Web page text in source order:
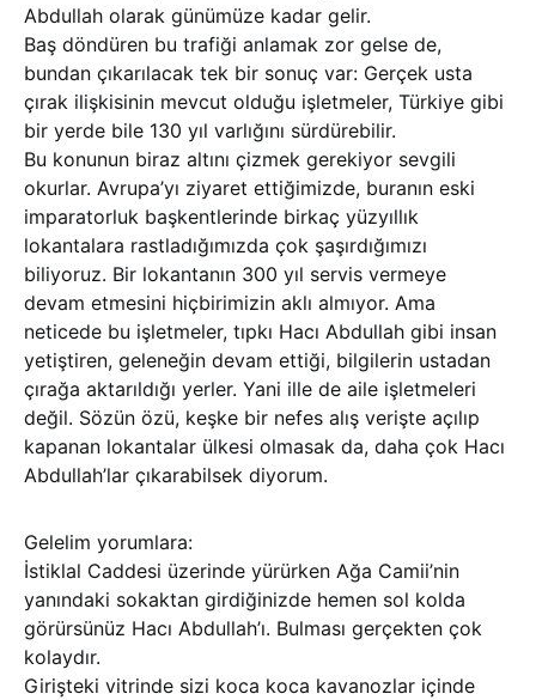
Abdullah olarak günümüze kadar gelir.
Baş döndüren bu trafiği anlamak zor gelse de,
bundan çıkarılacak tek bir sonuç var: Gerçek usta
çırak ilişkisinin mevcut olduğu işletmeler, Türkiye gibi
bir yerde bile 130 yıl varlığını sürdürebilir.
Bu konunun biraz altını çizmek gerekiyor sevgili
okurlar. Avrupa’yı ziyaret ettiğimizde, buranın eski
imparatorluk başkentlerinde birkaç yüzyıllık
lokantalara rastladığımızda çok şaşırdığımızı
biliyoruz. Bir lokantanın 300 yıl servis vermeye
devam etmesini hiçbirimizin aklı almıyor. Ama
neticede bu işletmeler, tıpkı Hacı Abdullah gibi insan
yetiştiren, geleneğin devam ettiği, bilgilerin ustadan
çırağa aktarıldığı yerler. Yani ille de aile işletmeleri
değil. Sözün özü, keşke bir nefes alış verişte açılıp
kapanan lokantalar ülkesi olmasak da, daha çok Hacı
Abdullah’lar çıkarabilsek diyorum.
Gelelim yorumlara:
İstiklal Caddesi üzerinde yürürken Ağa Camii’nin
yanındaki sokaktan girdiğinizde hemen sol kolda
görürsünüz Hacı Abdullah’ı. Bulması gerçekten çok
kolaydır.
Girişteki vitrinde sizi koca koca kavanozlar içinde